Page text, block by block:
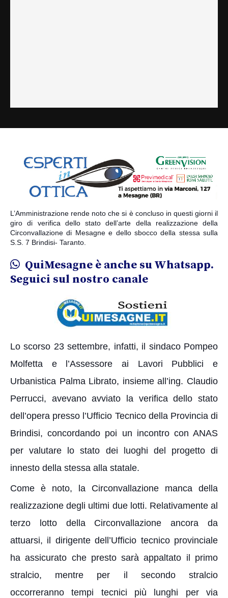
L’Amministrazione rende noto che si è concluso in questi giorni il
giro di verifica dello stato dell’arte della realizzazione della
Circonvallazione di Mesagne e dello sbocco della stessa sulla
S.S. 7 Brindisi- Taranto.
QuiMesagne è anche su Whatsapp.
Seguici sul nostro canale
Lo scorso 23 settembre, infatti, il sindaco Pompeo
Molfetta e l’Assessore ai Lavori Pubblici e
Urbanistica Palma Librato, insieme all’ing. Claudio
Perrucci, avevano avviato la verifica dello stato
dell’opera presso l’Ufficio Tecnico della Provincia di
Brindisi, concordando poi un incontro con ANAS
per valutare lo stato dei luoghi del progetto di
innesto della stessa alla statale.
Come è noto, la Circonvallazione manca della
realizzazione degli ultimi due lotti. Relativamente al
terzo lotto della Circonvallazione ancora da
attuarsi, il dirigente dell’Ufficio tecnico provinciale
ha assicurato che presto sarà appaltato il primo
stralcio, mentre per il secondo stralcio
occorreranno tempi tecnici più lunghi per via